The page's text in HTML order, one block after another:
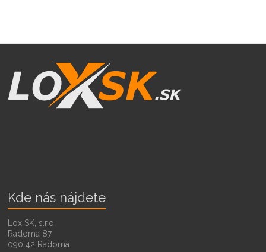
Kde nás nájdete
Lox SK, s.r.o.
Radoma 87
090 42 Radoma